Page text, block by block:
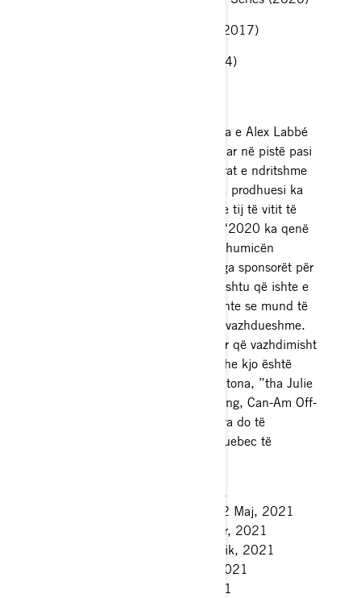
Fitues i NASCAR Pinty’s Series (2017)
Fitues i ACT Quebec Series (2014)
Duke filluar nga e Shtuna, makina e Alex Labbé
do të jetë më e lehtë për t'u dalluar në pistë pasi
do të sportojë edhe një herë ngjyrat e ndritshme
Can-Am që njohim. Në të vërtetë, prodhuesi ka
vendosur të rinovojë angazhimin e tij të vitit të
kaluar për shoferin Saint-Albert. “2020 ka qenë
një vit veçanërisht i vështirë për shumicën
dërrmuese të atletëve që varen nga sponsorët për
të praktikuar disiplinën e tyre. Kështu që ishte e
rëndësishme për ne që Alex ta dinte se mund të
llogariste në mbështetjen tonë të vazhdueshme.
Alex është një i ri tepër i talentuar që vazhdimisht
përpiqet të tejkalojë veten e tij, dhe kjo është
plotësisht në përputhje me vlerat tona, ”tha Julie
Tourville, Drejtore, Global Marketing, Can-Am Off-
Road. Si rezultat, gjithsej tetë gara do të
zhvillohen nën siglën e markës Quebec të
Circuit of the Americas, Texas, 22 Maj, 2021
Pocono, Pennsylvania, 27 Qeshor, 2021
Road America, Wisconsin, 3 Korrik, 2021
Brooklyn, Michigan, 21 Gusht, 2021
Daytona, Florida, 27 Gusht, 2021